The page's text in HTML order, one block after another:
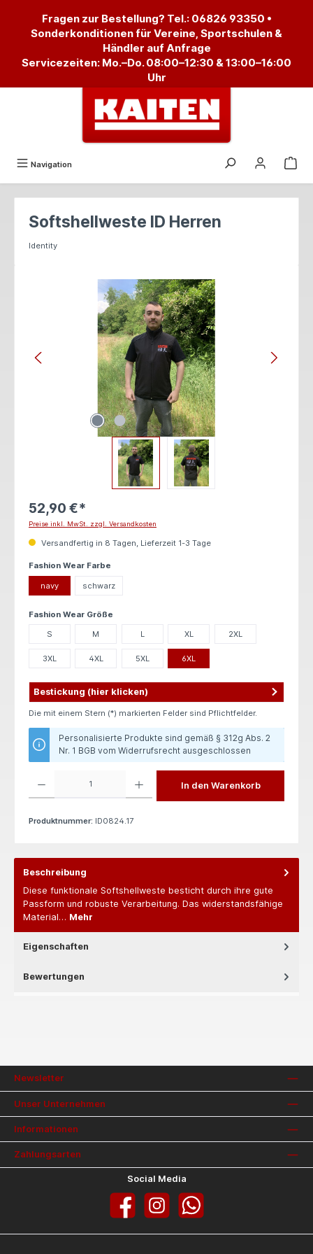
Fragen zur Bestellung? Tel.: 06826 93350 •
Sonderkonditionen für Vereine, Sportschulen &
Händler auf Anfrage
Servicezeiten: Mo.–Do. 08:00–12:30 & 13:00–16:00
Uhr
Navigation
Softshellweste ID Herren
Identity
52,90 €*
Preise inkl. MwSt. zzgl. Versandkosten
Versandfertig in 8 Tagen, Lieferzeit 1-3 Tage
Fashion Wear Farbe
navy schwarz
Fashion Wear Größe
S M L XL 2XL
3XL 4XL 5XL 6XL
Bestickung (hier klicken)
Die mit einem Stern (*) markierten Felder sind Pflichtfelder.
Personalisierte Produkte sind gemäß § 312g Abs. 2
Nr. 1 BGB vom Widerrufsrecht ausgeschlossen
In den Warenkorb
Produktnummer: ID0824.17
Beschreibung
Diese funktionale Softshellweste besticht durch ihre gute
Passform und robuste Verarbeitung. Das widerstandsfähige
Material… Mehr
Eigenschaften
Bewertungen
Newsletter
Unser Unternehmen
Informationen
Zahlungsarten
Social Media
Facebook InstagramWhatsApp